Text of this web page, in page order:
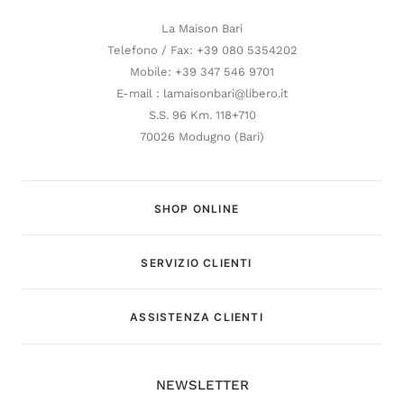
La Maison Bari
Telefono / Fax: +39 080 5354202
Mobile: +39 347 546 9701
E-mail : lamaisonbari@libero.it
S.S. 96 Km. 118+710
70026 Modugno (Bari)
SHOP ONLINE
SERVIZIO CLIENTI
ASSISTENZA CLIENTI
NEWSLETTER
Customer Service